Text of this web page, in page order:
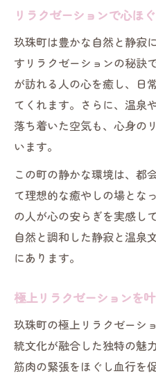
ごし方
心癒される大分県玖
リラクゼーショ
の魅力
心癒されるリラ
提案
ション
リラクゼーショ
ト
玖珠町の静かな
験
自然に包まれたリ
すめ
リラクゼーショ
体験
リラクゼーションで心ほ
玖珠町は豊かな自然と静寂
すリラクゼーションの秘訣
が訪れる人の心を癒し、日
てくれます。さらに、温泉
落ち着いた空気も、心身の
います。
この町の静かな環境は、都
て理想的な癒やしの場とな
の人が心の安らぎを実感し
自然と調和した静寂と温泉
にあります。
極上リラクゼーションを
玖珠町の極上リラクゼーシ
統文化が融合した独特の魅
筋肉の緊張をほぐし血行を